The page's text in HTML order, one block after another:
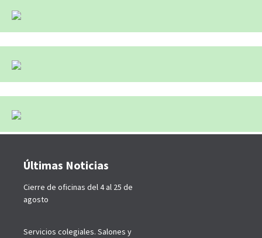
Últimas Noticias
Cierre de oficinas del 4 al 25 de
agosto
Servicios colegiales. Salones y